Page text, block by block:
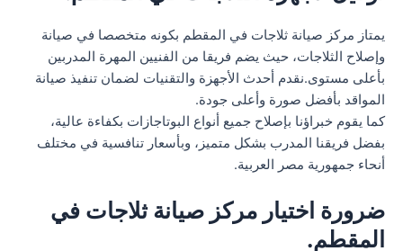
يمتاز مركز صيانة ثلاجات في المقطم بكونه متخصصا في صيانة
وإصلاح الثلاجات، حيث يضم فريقا من الفنيين المهرة المدربين
بأعلى مستوى.نقدم أحدث الأجهزة والتقنيات لضمان تنفيذ صيانة
المواقد بأفضل صورة وأعلى جودة.
كما يقوم خبراؤنا بإصلاح جميع أنواع البوتاجازات بكفاءة عالية،
بفضل فريقنا المدرب بشكل متميز، وبأسعار تنافسية في مختلف
أنحاء جمهورية مصر العربية.
ضرورة اختيار مركز صيانة ثلاجات في
المقطم.